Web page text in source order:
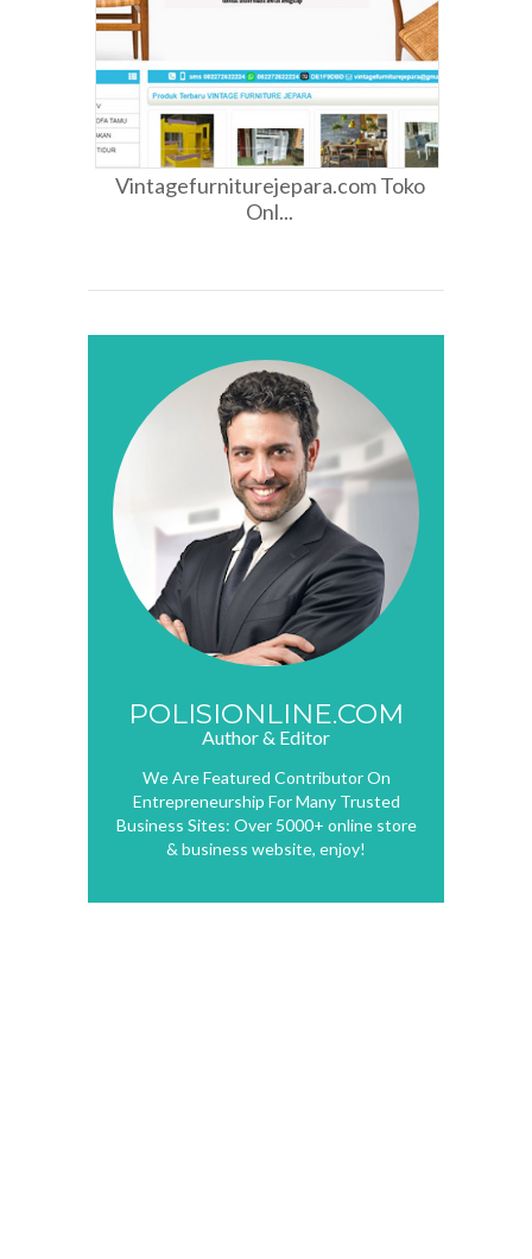
Vintagefurniturejepara.com Toko
Onl...
POLISIONLINE.COM
Author & Editor
We Are Featured Contributor On
Entrepreneurship For Many Trusted
Business Sites: Over 5000+ online store
& business website, enjoy!